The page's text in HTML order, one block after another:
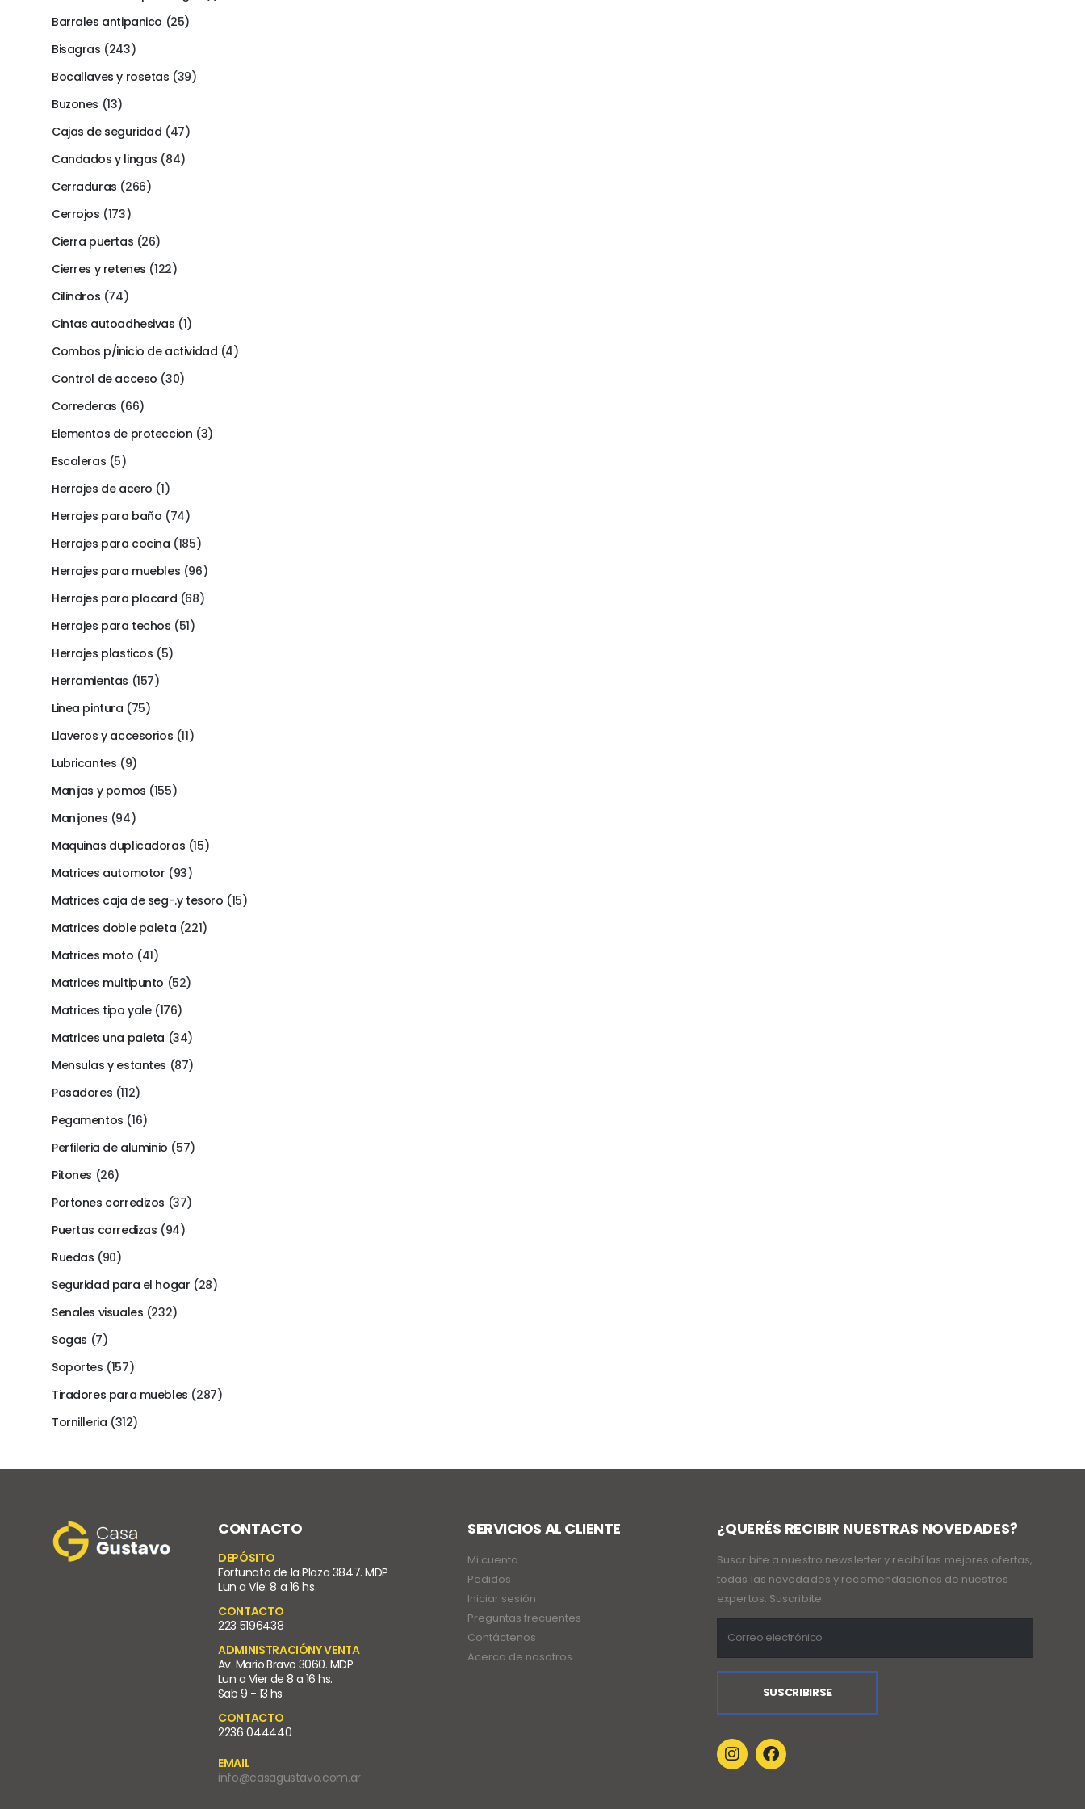
Barrales antipanico (25)
Bisagras (243)
Bocallaves y rosetas (39)
Buzones (13)
Cajas de seguridad (47)
Candados y lingas (84)
Cerraduras (266)
Cerrojos (173)
Cierra puertas (26)
Cierres y retenes (122)
Cilindros (74)
Cintas autoadhesivas (1)
Combos p/inicio de actividad (4)
Control de acceso (30)
Correderas (66)
Elementos de proteccion (3)
Escaleras (5)
Herrajes de acero (1)
Herrajes para baño (74)
Herrajes para cocina (185)
Herrajes para muebles (96)
Herrajes para placard (68)
Herrajes para techos (51)
Herrajes plasticos (5)
Herramientas (157)
Linea pintura (75)
Llaveros y accesorios (11)
Lubricantes (9)
Manijas y pomos (155)
Manijones (94)
Maquinas duplicadoras (15)
Matrices automotor (93)
Matrices caja de seg-.y tesoro (15)
Matrices doble paleta (221)
Matrices moto (41)
Matrices multipunto (52)
Matrices tipo yale (176)
Matrices una paleta (34)
Mensulas y estantes (87)
Pasadores (112)
Pegamentos (16)
Perfileria de aluminio (57)
Pitones (26)
Portones corredizos (37)
Puertas corredizas (94)
Ruedas (90)
Seguridad para el hogar (28)
Senales visuales (232)
Sogas (7)
Soportes (157)
Tiradores para muebles (287)
Tornilleria (312)
CONTACTO
DEPÓSITO
Fortunato de la Plaza 3847. MDP
Lun a Vie: 8 a 16 hs.
CONTACTO
223 5196438
ADMINISTRACIÓNY VENTA
Av. Mario Bravo 3060. MDP
Lun a Vier de 8 a 16 hs.
Sab 9 - 13 hs
CONTACTO
2236 044440
EMAIL
info@casagustavo.com.ar
SERVICIOS AL CLIENTE
Mi cuenta
Pedidos
Iniciar sesión
Preguntas frecuentes
Contáctenos
Acerca de nosotros
¿QUERÉS RECIBIR NUESTRAS NOVEDADES?
Suscribite a nuestro newsletter y recibí las mejores ofertas,
todas las novedades y recomendaciones de nuestros
expertos. Suscribite: